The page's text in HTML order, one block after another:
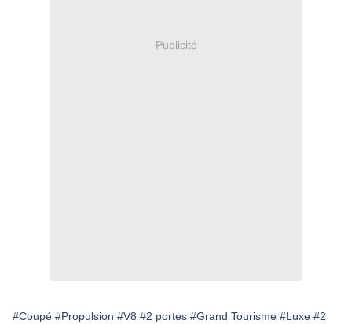
Publicité
#Coupé #Propulsion #V8 #2 portes #Grand Tourisme #Luxe #2